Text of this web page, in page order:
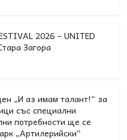
2026 – UNITED
Загора
„И аз имам талант!“ за
със специални
потребности ще се
„Артилерийски“